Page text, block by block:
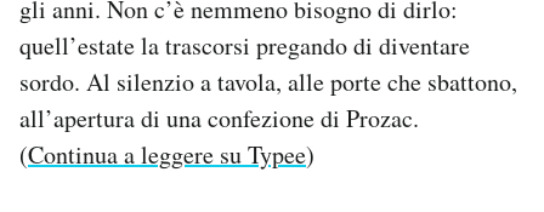
gli anni. Non c’è nemmeno bisogno di dirlo:
quell’estate la trascorsi pregando di diventare
sordo. Al silenzio a tavola, alle porte che sbattono,
all’apertura di una confezione di Prozac.
(Continua a leggere su Typee)